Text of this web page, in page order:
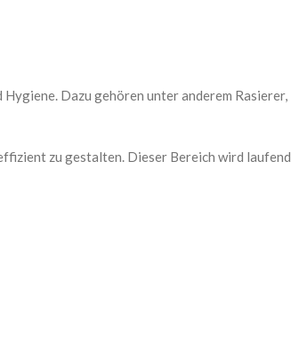
Dazu gehören unter anderem Rasierer,
zu gestalten. Dieser Bereich wird laufend